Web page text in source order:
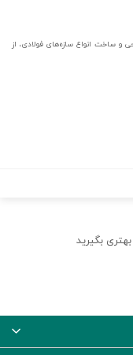
و ساخت انواع سازه‌های فولادی، از
بگیرید